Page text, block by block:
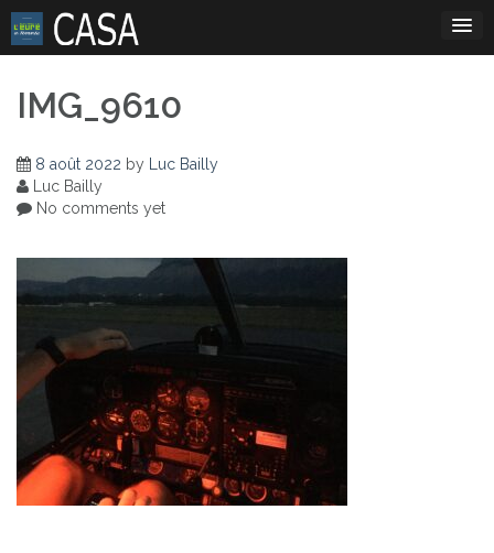
Skip
content
IMG_9610
8 août 2022 by Luc Bailly
Luc Bailly
No comments yet